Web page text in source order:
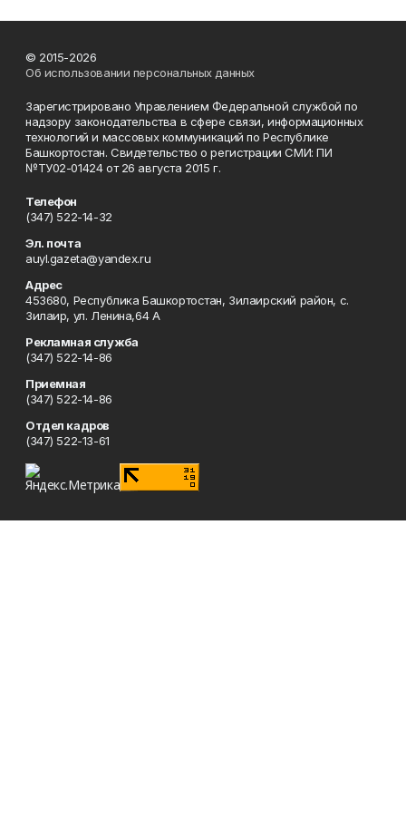
© 2015-2026
Об использовании персональных данных
Зарегистрировано Управлением Федеральной службой по
надзору законодательства в сфере связи, информационных
технологий и массовых коммуникаций по Республике
Башкортостан. Свидетельство о регистрации СМИ: ПИ
№ТУ02-01424 от 26 августа 2015 г.
Телефон
(347) 522-14-32
Эл. почта
auyl.gazeta@yandex.ru
Адрес
453680, Республика Башкортостан, Зилаирский район, с.
Зилаир, ул. Ленина,64 А
Рекламная служба
(347) 522-14-86
Приемная
(347) 522-14-86
Отдел кадров
(347) 522-13-61